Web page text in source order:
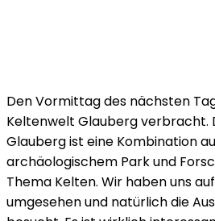
Den Vormittag des nächsten
Keltenwelt Glauberg verbracht.
Glauberg ist eine Kombination
archäologischem Park und
Thema Kelten. Wir haben uns
umgesehen und natürlich die